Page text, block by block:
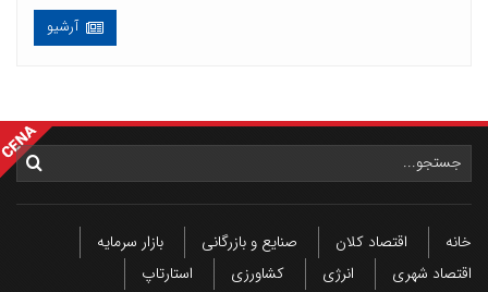
آرشیو
خانه اقتصاد کلان صنایع و بازرگانی
بازار سرمایه
اقتصاد شهری
انرژی کشاورزی
استارتاپ